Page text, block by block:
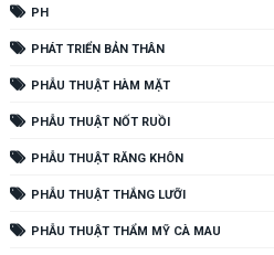
PH
PHÁT TRIỂN BẢN THÂN
PHẪU THUẬT HÀM MẶT
PHẪU THUẬT NỐT RUỒI
PHẪU THUẬT RĂNG KHÔN
PHẪU THUẬT THẮNG LƯỠI
PHẪU THUẬT THẨM MỸ CÀ MAU